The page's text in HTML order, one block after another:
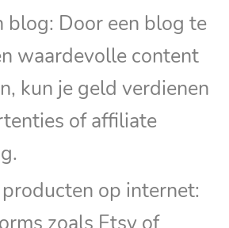
blog: Door een blog te
waardevolle content
kun je geld verdienen
of affiliate
op internet: